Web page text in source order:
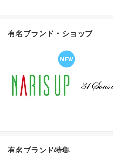
有名ブランド・ショップ
有名ブランド特集